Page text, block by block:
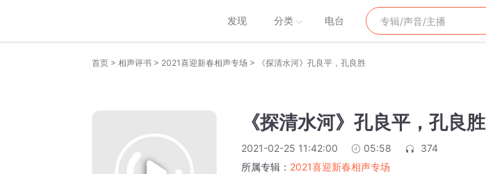
发现 分类 电台
首页 > 相声评书 > 2021喜迎新春相声专场 > 《探清水河》孔良平，孔良胜
《探清水河》孔良平，孔良胜
2021-02-25 11:42:00 05:58
374
所属专辑： 2021喜迎新春相声专场